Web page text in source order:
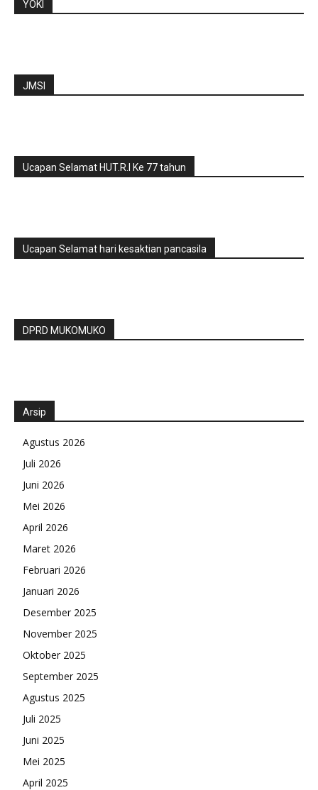
YOKI
JMSI
Ucapan Selamat HUT.R.I Ke 77 tahun
Ucapan Selamat hari kesaktian pancasila
DPRD MUKOMUKO
Arsip
Agustus 2026
Juli 2026
Juni 2026
Mei 2026
April 2026
Maret 2026
Februari 2026
Januari 2026
Desember 2025
November 2025
Oktober 2025
September 2025
Agustus 2025
Juli 2025
Juni 2025
Mei 2025
April 2025